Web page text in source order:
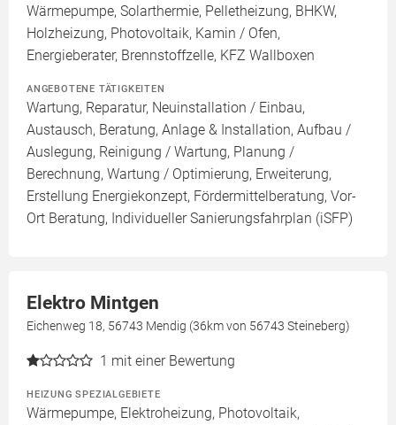
Wärmepumpe, Solarthermie, Pelletheizung, BHKW,
Holzheizung, Photovoltaik, Kamin / Ofen,
Energieberater, Brennstoffzelle, KFZ Wallboxen
ANGEBOTENE TÄTIGKEITEN
Wartung, Reparatur, Neuinstallation / Einbau,
Austausch, Beratung, Anlage & Installation, Aufbau /
Auslegung, Reinigung / Wartung, Planung /
Berechnung, Wartung / Optimierung, Erweiterung,
Erstellung Energiekonzept, Fördermittelberatung, Vor-
Ort Beratung, Individueller Sanierungsfahrplan (iSFP)
Elektro Mintgen
Eichenweg 18, 56743 Mendig (36km von 56743 Steineberg)
1 mit einer Bewertung
HEIZUNG SPEZIALGEBIETE
Wärmepumpe, Elektroheizung, Photovoltaik,